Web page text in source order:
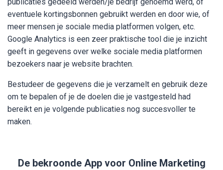
publicaties gedeeld werden/je bedrijf genoemd werd, of
eventuele kortingsbonnen gebruikt werden en door wie, of
meer mensen je sociale media platformen volgen, etc.
Google Analytics is een zeer praktische tool die je inzicht
geeft in gegevens over welke sociale media platformen
bezoekers naar je website brachten.
Bestudeer de gegevens die je verzamelt en gebruik deze
om te bepalen of je de doelen die je vastgesteld had
bereikt en je volgende publicaties nog succesvoller te
maken.
De bekroonde App voor Online Marketing